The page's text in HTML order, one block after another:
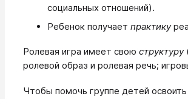
социальных отношений).
Ребенок получает практику
Ролевая игра имеет свою структуру
ролевой образ и ролевая речь;
Чтобы помочь группе детей